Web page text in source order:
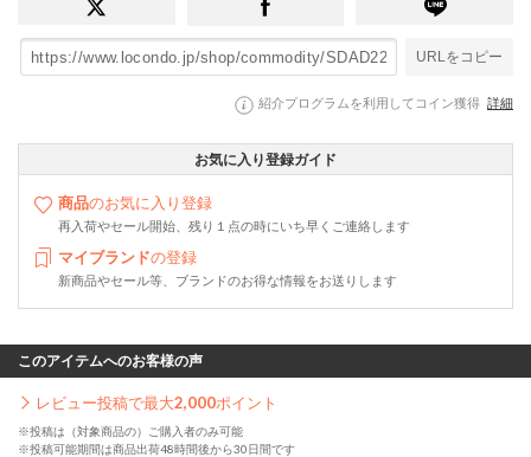
URLをコピー
紹介プログラムを利用してコイン獲得 詳細
お気に入り登録ガイド
商品のお気に入り登録
再入荷やセール開始、残り１点の時にいち早くご連絡します
マイブランドの登録
新商品やセール等、ブランドのお得な情報をお送りします
このアイテムへのお客様の声
レビュー投稿で最大2,000ポイント
※投稿は（対象商品の）ご購入者のみ可能
※投稿可能期間は商品出荷48時間後から30日間です